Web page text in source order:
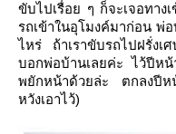
ขับไปเรื่อย ๆ ก็จะเจอทาง
รถเข้าในอุโมงค์มาก่อน พ่
ไหร่ ถ้าเราขับรถไปฝรั่ง
บอกพ่อบ้านเลยค่ะ ไว้ปีหน้
พยักหน้าด้วยล่ะ ตกลงปีห
หวังเอาไว้)